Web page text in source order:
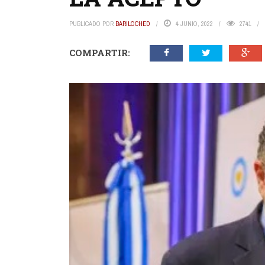
PUBLICADO POR BARILOCHED 4 JUNIO, 2022 2741
COMPARTIR: